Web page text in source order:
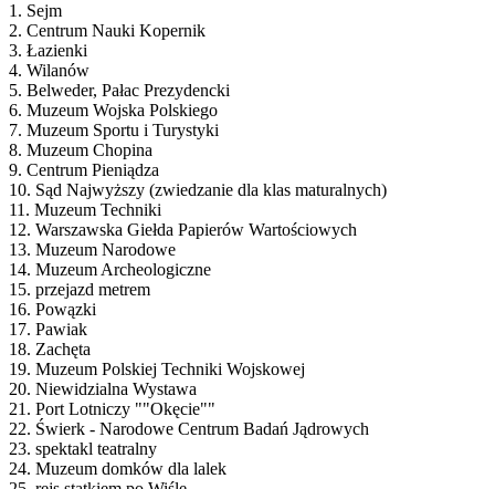
1. Sejm
2. Centrum Nauki Kopernik
3. Łazienki
4. Wilanów
5. Belweder, Pałac Prezydencki
6. Muzeum Wojska Polskiego
7. Muzeum Sportu i Turystyki
8. Muzeum Chopina
9. Centrum Pieniądza
10. Sąd Najwyższy (zwiedzanie dla klas maturalnych)
11. Muzeum Techniki
12. Warszawska Giełda Papierów Wartościowych
13. Muzeum Narodowe
14. Muzeum Archeologiczne
15. przejazd metrem
16. Powązki
17. Pawiak
18. Zachęta
19. Muzeum Polskiej Techniki Wojskowej
20. Niewidzialna Wystawa
21. Port Lotniczy ""Okęcie""
22. Świerk - Narodowe Centrum Badań Jądrowych
23. spektakl teatralny
24. Muzeum domków dla lalek